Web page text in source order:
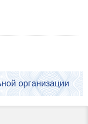
организации